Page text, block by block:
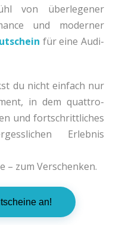
von überlegener
und moderner
für eine Audi-
du nicht einfach nur
in dem quattro-
und fortschrittliches
Erlebnis
– zum Verschenken.
an!